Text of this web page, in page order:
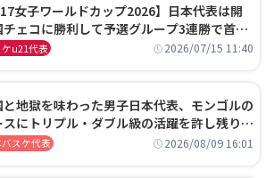
女子ワールドカップ2026】日本代表は開
チェコに勝利して予選グループ3連勝で首位
！準々決勝の相手はエジプトに決定
ケu21代表 2026/07/15 11:40
と地獄を味わった男子日本代表、モンゴルの
スにトリプル・ダブル級の活躍を許し残り
に失点する悔しい敗戦
スケ代表 2026/08/09 16:01